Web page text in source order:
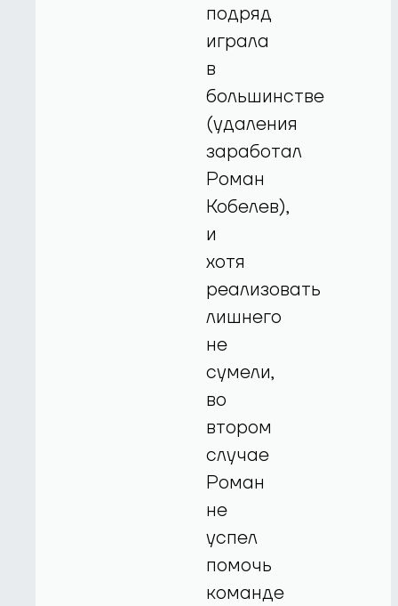
подряд
играла
в
большинстве
(удаления
заработал
Роман
Кобелев),
и
хотя
реализовать
лишнего
не
сумели,
во
втором
случае
Роман
не
успел
помочь
команде